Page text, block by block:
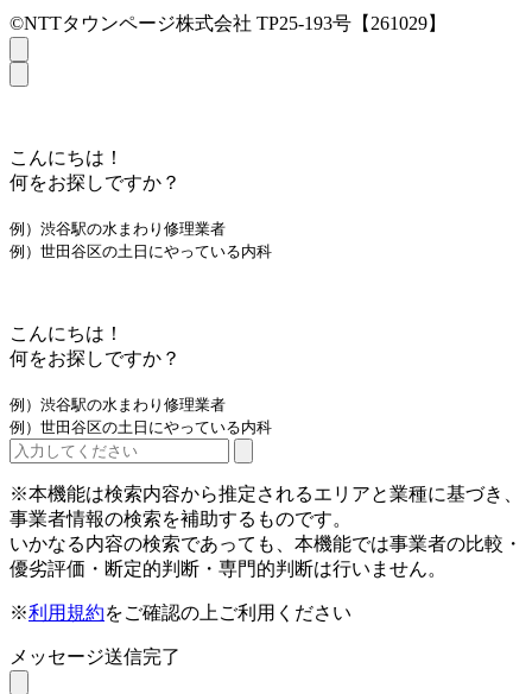
©NTTタウンページ株式会社 TP25-193号【261029】
こんにちは！
何をお探しですか？
例）渋谷駅の水まわり修理業者
例）世田谷区の土日にやっている内科
こんにちは！
何をお探しですか？
例）渋谷駅の水まわり修理業者
例）世田谷区の土日にやっている内科
※本機能は検索内容から推定されるエリアと業種に基づき、
事業者情報の検索を補助するものです。
いかなる内容の検索であっても、本機能では事業者の比較・
優劣評価・断定的判断・専門的判断は行いません。
※利用規約をご確認の上ご利用ください
メッセージ送信完了